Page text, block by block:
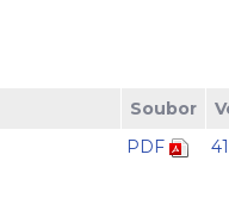
Soubor
PDF